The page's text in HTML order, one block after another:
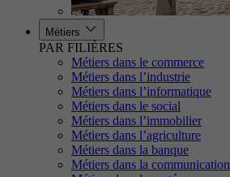
Métiers
PAR FILIÈRES
Métiers dans le commerce
Métiers dans l’industrie
Métiers dans l’informatique
Métiers dans le social
Métiers dans l’immobilier
Métiers dans l’agriculture
Métiers dans la banque
Métiers dans la communication